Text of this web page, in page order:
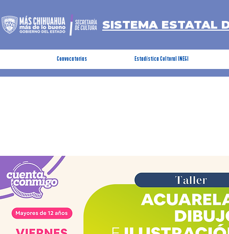
SISTEMA ESTATAL
Convocatorias Estadística Cultural INEGI